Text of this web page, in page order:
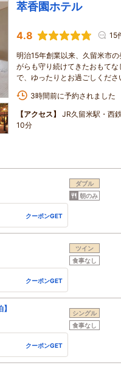
萃香園ホテル
4.8 15
明治15年創業以来、久留米市
がらも守り続けてきたおもて
で、ゆったりとお過ごしくださ
3時間前に予約されました
【アクセス】
JR久留米駅・西
10分
クーポンGET
ダブル
朝のみ
クーポンGET
ツイン
食事なし
クーポンGET
シングル
食事なし